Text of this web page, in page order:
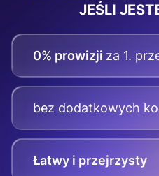
JEŚLI
0% prowizji za 1.
bez dodatkowych
Łatwy i przejrzysty